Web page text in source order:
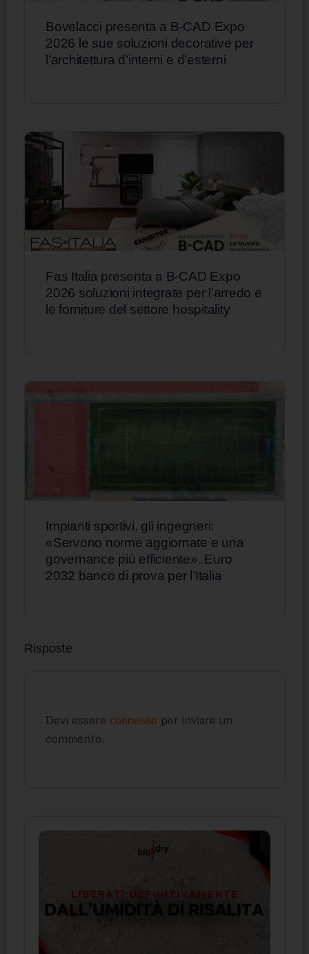
Bovelacci presenta a B-CAD Expo
2026 le sue soluzioni decorative per
l’architettura d’interni e d’esterni
Fas Italia presenta a B-CAD Expo
2026 soluzioni integrate per l’arredo e
le forniture del settore hospitality
Impianti sportivi, gli ingegneri:
«Servono norme aggiornate e una
governance più efficiente». Euro
2032 banco di prova per l’Italia
Risposte
Devi essere connesso per inviare un
commento.